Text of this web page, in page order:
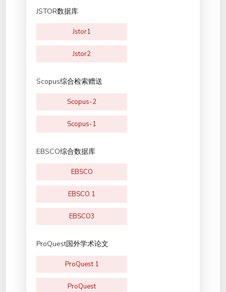
JSTOR数据库
Jstor1
Jstor2
Scopus综合检索赠送
Scopus-2
Scopus-1
EBSCO综合数据库
EBSCO
EBSCO 1
EBSCO3
ProQuest国外学术论文
ProQuest 1
ProQuest